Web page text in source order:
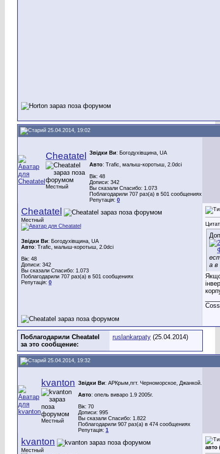
25.04.2014, 19:02
Cheatatel
Местный
Звідки Ви: Богодухівщина, UA
Авто: Trafic, малыш-коротыш, 2.0dci
Вік: 48
Дописи: 342
Вы сказали Спасибо: 1.073
Поблагодарили 707 раз(а) в 501 сообщениях
Репутація: 0
Cheatatel
Местный
Звідки Ви: Богодухівщина, UA
Авто: Trafic, малыш-коротыш, 2.0dci
Вік: 48
Дописи: 342
Вы сказали Спасибо: 1.073
Поблагодарили 707 раз(а) в 501 сообщениях
Репутація: 0
а в
Поблагодарили Cheatatel
за это сообщение:
ruslankarpaty (25.04.2014)
25.04.2014, 19:32
kvanton
Местный
Звідки Ви: АРКрым,пгт. Черноморское, Джанкой.
Авто: опель виваро 1.9 2005г.
Вік: 70
Дописи: 995
Вы сказали Спасибо: 1.822
Поблагодарили 907 раз(а) в 474 сообщениях
Репутація: 1
kvanton
Местный авто